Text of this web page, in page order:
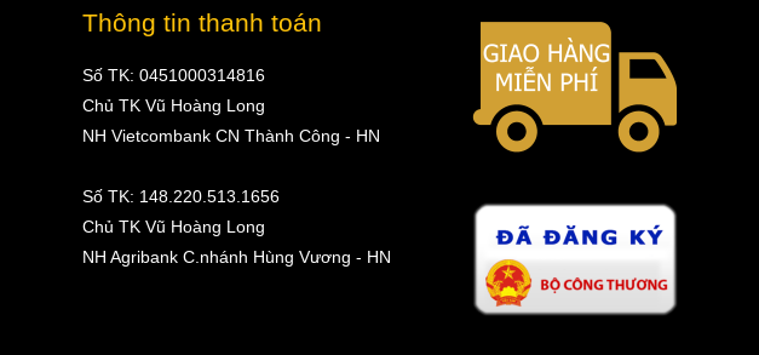
Thông tin thanh toán
Số TK: 0451000314816
Chủ TK Vũ Hoàng Long
NH Vietcombank CN Thành Công - HN
Số TK: 148.220.513.1656
Chủ TK Vũ Hoàng Long
NH Agribank C.nhánh Hùng Vương - HN